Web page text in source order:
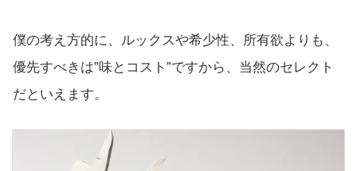
僕の考え方的に、ルックスや希少性、所有欲よりも、
優先すべきは”味とコスト”ですから、当然のセレクト
だといえます。